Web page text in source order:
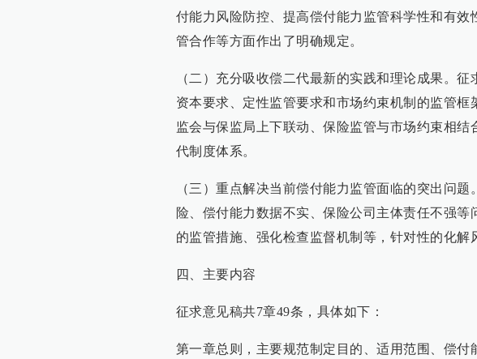
付能力风险防控、提高偿付能力监管科学性和有效
管合作等方面作出了明确规定。
（二）充分吸收偿二代最新的实践和理论成果。
资本要求、定性监管要求和市场约束机制的监管
监会与保监局上下联动、保险监管与市场约束相结
代制度体系。
（三）重点解决当前偿付能力监管面临的突出问
险、偿付能力数据不实、保险公司主体责任不强
的监管措施、强化检查监督机制等，针对性的化解
四、主要内容
征求意见稿共7章49条，具体如下：
第一章总则，主要规范制定目的、适用范围、偿